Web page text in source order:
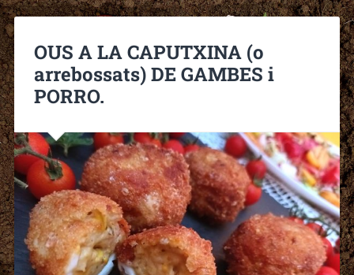
OUS A LA CAPUTXINA (o
arrebossats) DE GAMBES i
PORRO.